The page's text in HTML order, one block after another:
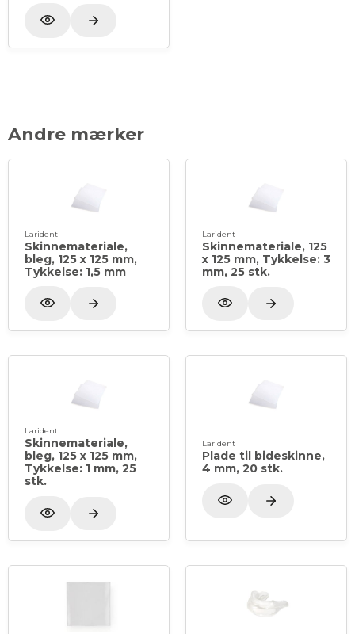
Andre mærker
Larident
Skinnemateriale,
bleg, 125 x 125 mm,
Tykkelse: 1,5 mm
Larident
Skinnemateriale, 125
x 125 mm, Tykkelse: 3
mm, 25 stk.
Larident
Skinnemateriale,
bleg, 125 x 125 mm,
Tykkelse: 1 mm, 25
stk.
Larident
Plade til bideskinne,
4 mm, 20 stk.